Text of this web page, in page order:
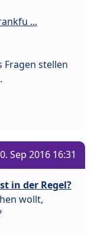
...
Fragen stellen
Sep 2016 16:31
in der Regel?
wollt,